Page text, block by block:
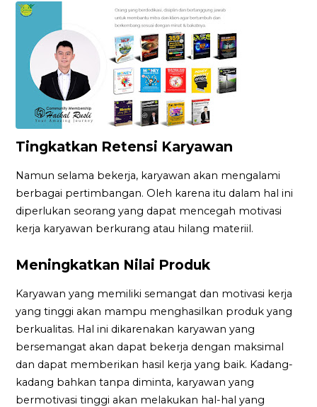
Tingkatkan Retensi Karyawan
Namun selama bekerja, karyawan akan mengalami
berbagai pertimbangan. Oleh karena itu dalam hal ini
diperlukan seorang yang dapat mencegah motivasi
kerja karyawan berkurang atau hilang materiil.
Meningkatkan Nilai Produk
Karyawan yang memiliki semangat dan motivasi kerja
yang tinggi akan mampu menghasilkan produk yang
berkualitas. Hal ini dikarenakan karyawan yang
bersemangat akan dapat bekerja dengan maksimal
dan dapat memberikan hasil kerja yang baik. Kadang-
kadang bahkan tanpa diminta, karyawan yang
bermotivasi tinggi akan melakukan hal-hal yang